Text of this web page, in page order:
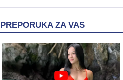
PREPORUKA ZA VAS